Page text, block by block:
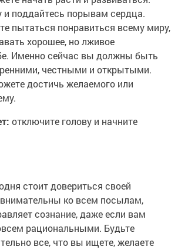
и поддайтесь порывам сердца.
пытаться понравиться всему миру,
хорошее, но лживое
Именно сейчас вы должны быть
честными и открытыми.
достичь желаемого или
отключите голову и начните
стоит довериться своей
внимательны ко всем посылам,
сознание, даже если вам
рациональными. Будьте
все, что вы ищете, желаете